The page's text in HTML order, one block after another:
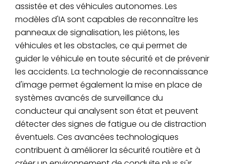
assistée et des véhicules autonomes. Les
modèles d'IA sont capables de reconnaître les
panneaux de signalisation, les piétons, les
véhicules et les obstacles, ce qui permet de
guider le véhicule en toute sécurité et de prévenir
les accidents. La technologie de reconnaissance
d'image permet également la mise en place de
systèmes avancés de surveillance du
conducteur qui analysent son état et peuvent
détecter des signes de fatigue ou de distraction
éventuels. Ces avancées technologiques
contribuent à améliorer la sécurité routière et à